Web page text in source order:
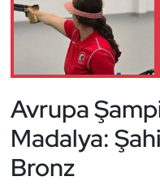
Avrupa
Madalya:
Bronz
E-Spor
Eskrim
Futbol
Futsal